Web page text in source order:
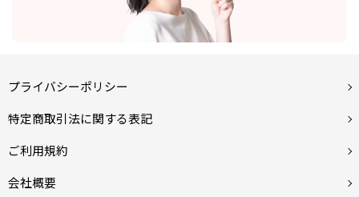
プライバシーポリシー
特定商取引法に関する表記
ご利用規約
会社概要